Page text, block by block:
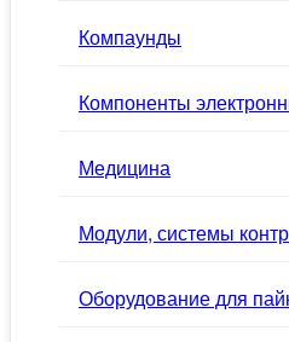
Компаунды
Компоненты
Медицина
Модули, системы
Оборудование для